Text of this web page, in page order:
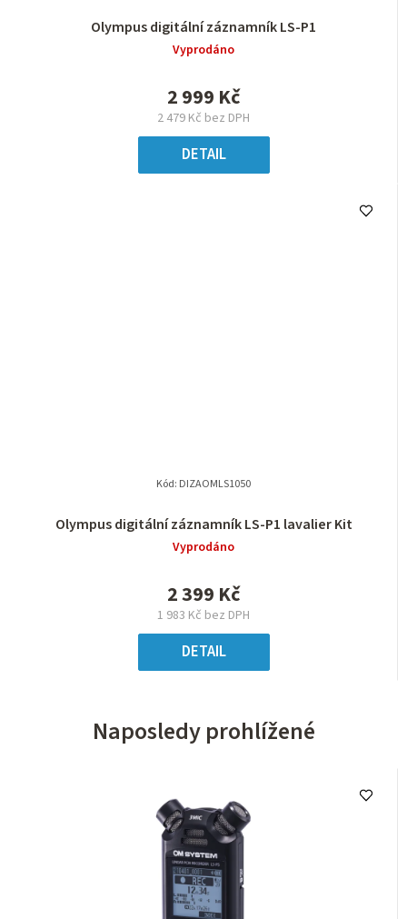
Olympus digitální záznamník LS-P1
Vyprodáno
2 479 Kč bez DPH
2 999 Kč
DETAIL
Olympus digitální záznamník LS-P1 lavalier Kit
Vyprodáno
1 983 Kč bez DPH
2 399 Kč
DETAIL
Kód: DIZAOMLS1050
Naposledy prohlížené